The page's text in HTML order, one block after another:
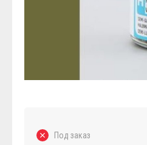
Под заказ